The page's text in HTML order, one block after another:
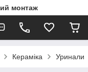
монтаж
Кераміка Уринали